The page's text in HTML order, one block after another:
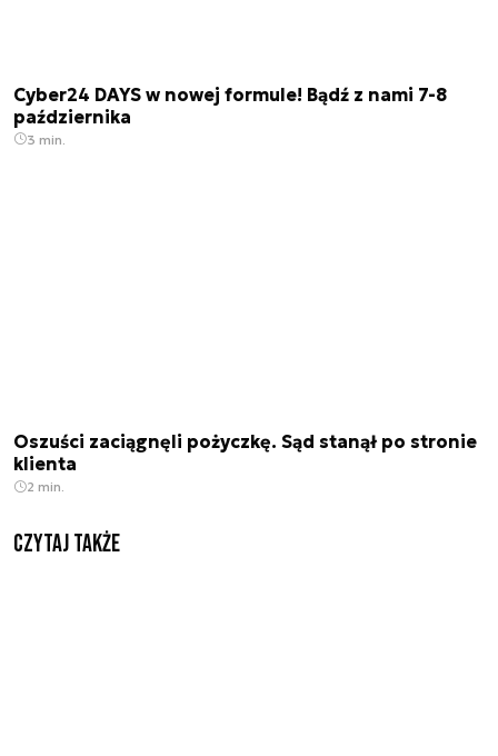
Cyber24 DAYS w nowej formule! Bądź z nami 7-8
października
3 min.
Oszuści zaciągnęli pożyczkę. Sąd stanął po stronie
klienta
2 min.
Czytaj także